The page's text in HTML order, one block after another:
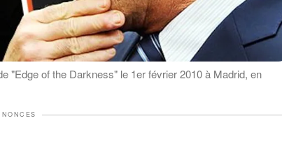
"Edge of the Darkness" le 1er février 2010 à Madrid, en